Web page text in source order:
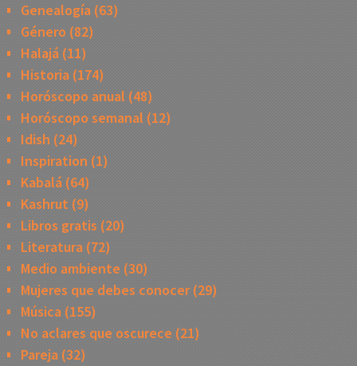
Genealogía(63)
Género (82)
Halajá(11)
Historia(174)
Horóscopo anual (48)
Horóscopo semanal (12)
Idish (24)
Inspiration (1)
Kabalá(64)
Kashrut (9)
Libros gratis (20)
Literatura(72)
Medio ambiente (30)
Mujeres que debes conocer(29)
Música(155)
No aclares que oscurece (21)
Pareja(32)